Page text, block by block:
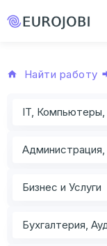
Найти работу
IT,
Бизнес и Услуги
Бухгалтерия,